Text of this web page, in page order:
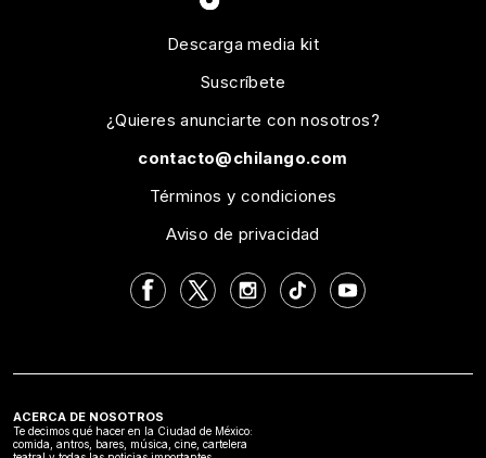
Descarga media kit
Suscríbete
¿Quieres anunciarte con nosotros?
contacto@chilango.com
Términos y condiciones
Aviso de privacidad
ACERCA DE NOSOTROS
Te decimos qué hacer en la Ciudad de México:
comida, antros, bares, música, cine, cartelera